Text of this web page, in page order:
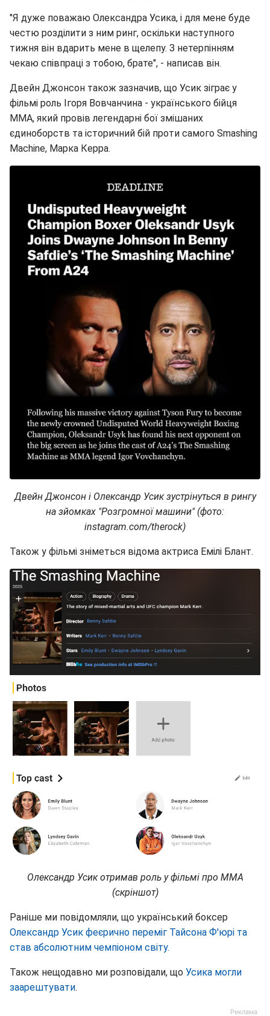
"Я дуже поважаю Олександра Усика, і для мене буде
честю розділити з ним ринг, оскільки наступного
тижня він вдарить мене в щелепу. З нетерпінням
чекаю співпраці з тобою, брате", - написав він.
Двейн Джонсон також зазначив, що Усик зіграє у
фільмі роль Ігоря Вовчанчина - українського бійця
ММА, який провів легендарні бої змішаних
єдиноборств та історичний бій проти самого Smashing
Machine, Марка Керра.
Двейн Джонсон і Олександр Усик зустрінуться в рингу
на зйомках "Розгромної машини" (фото:
instagram.com/therock)
Також у фільмі зніметься відома актриса Емілі Блант.
Олександр Усик отримав роль у фільмі про ММА
(скріншот)
Раніше ми повідомляли, що український боксер
Олександр Усик феєрично переміг Тайсона Ф'юрі та
став абсолютним чемпіоном світу.
Також нещодавно ми розповідали, що Усика могли
заарештувати.